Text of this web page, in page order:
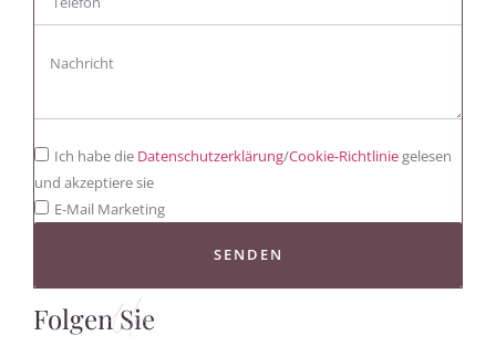
Ich habe die Datenschutzerklärung/Cookie-Richtliniegelesen
und akzeptiere sie
E-Mail Marketing
SENDEN
Folgen Sie
Uns